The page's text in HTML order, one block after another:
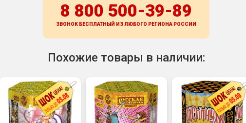
8 800 500-39-89
ЗВОНОК БЕСПЛАТНЫЙ ИЗ ЛЮБОГО РЕГИОНА РОССИИ
Похожие товары в наличии: